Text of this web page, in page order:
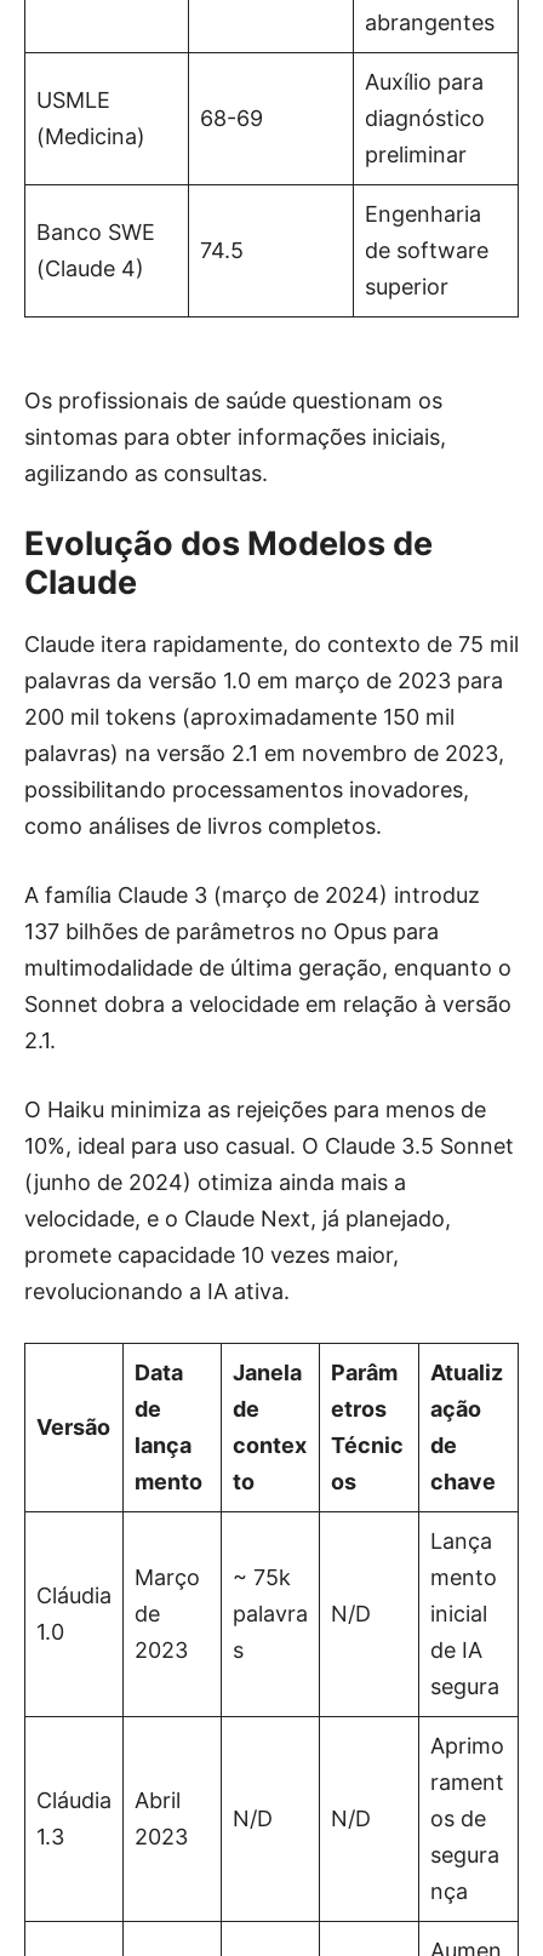
abrangentes
USMLE
(Medicina)
68-69
Auxílio para
diagnóstico
preliminar
Banco SWE
(Claude 4)
74.5
Engenharia
de software
superior
Os profissionais de saúde questionam os
sintomas para obter informações iniciais,
agilizando as consultas.
Evolução dos Modelos de
Claude
Claude itera rapidamente, do contexto de 75 mil
palavras da versão 1.0 em março de 2023 para
200 mil tokens (aproximadamente 150 mil
palavras) na versão 2.1 em novembro de 2023,
possibilitando processamentos inovadores,
como análises de livros completos.
A família Claude 3 (março de 2024) introduz
137 bilhões de parâmetros no Opus para
multimodalidade de última geração, enquanto o
Sonnet dobra a velocidade em relação à versão
2.1.
O Haiku minimiza as rejeições para menos de
10%, ideal para uso casual. O Claude 3.5 Sonnet
(junho de 2024) otimiza ainda mais a
velocidade, e o Claude Next, já planejado,
promete capacidade 10 vezes maior,
revolucionando a IA ativa.
Versão
Data
de
lança
mento
Janela
de
contex
to
Parâm
etros
Técnic
os
Atualiz
ação
de
chave
Cláudia
1.0
Março
de
2023
~ 75k
palavra
s
N/D
Lança
mento
inicial
de IA
segura
Cláudia
1.3
Abril
2023
N/D N/D
Aprimo
rament
os de
segura
nça
Aumen